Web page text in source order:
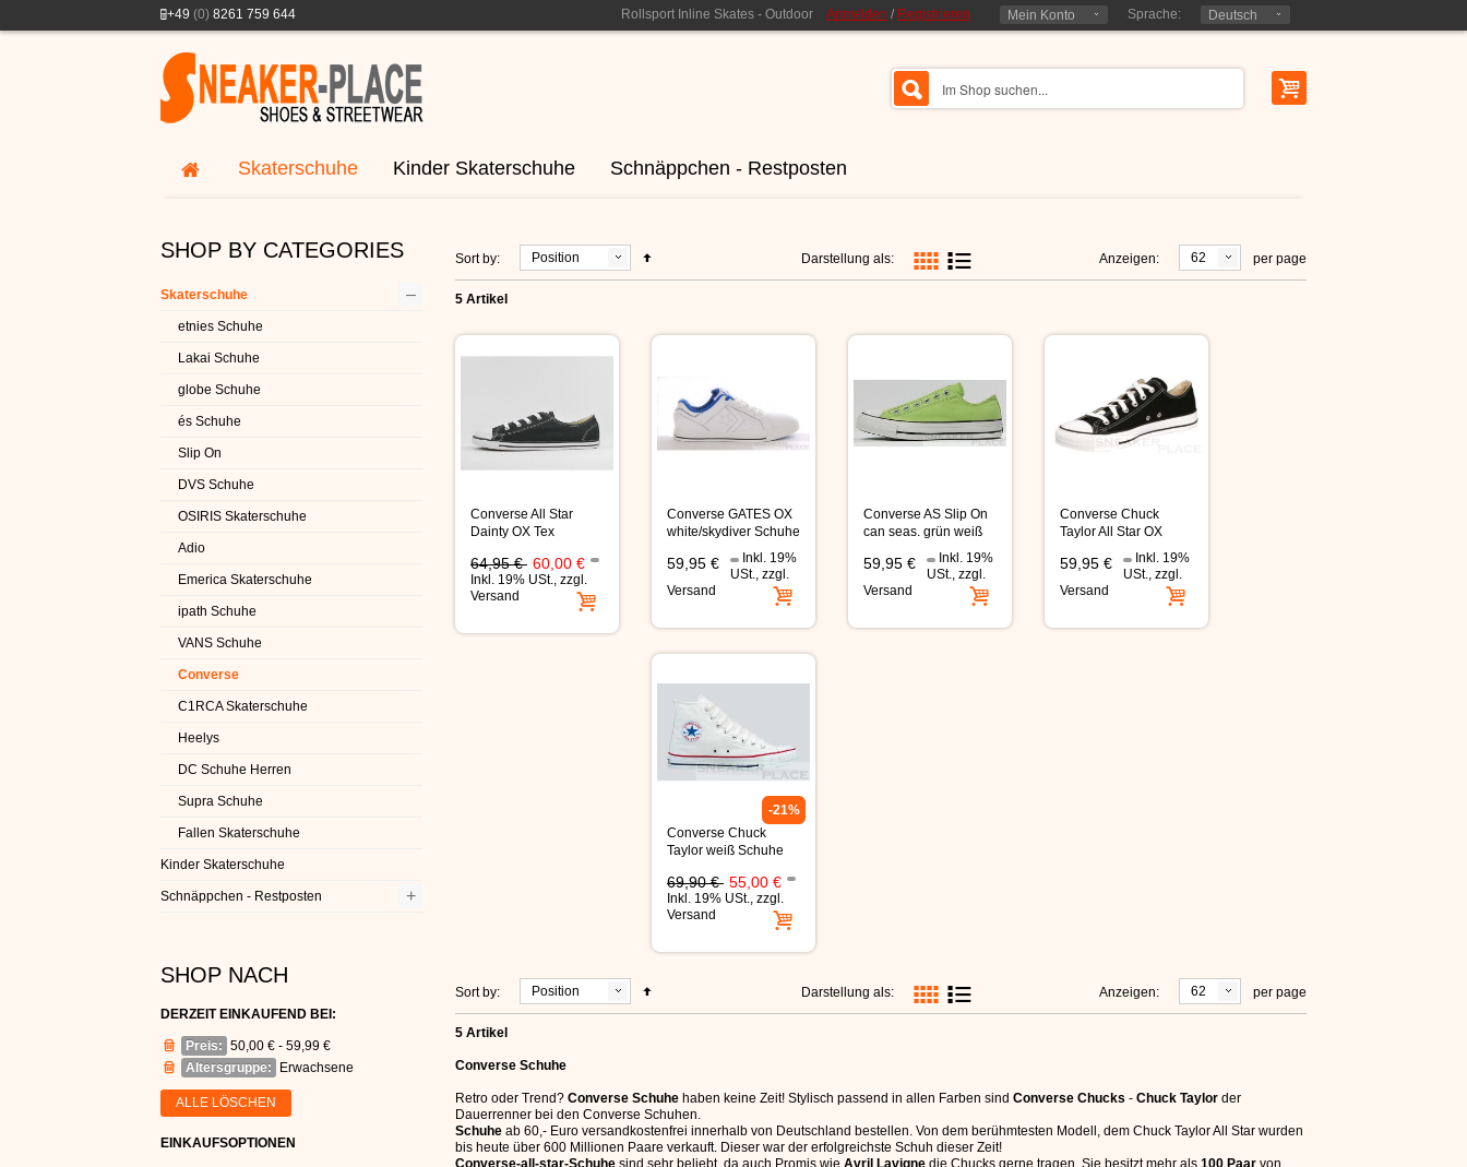
+49 (0) 8261 759 644 Rollsport Inline Skates - Outdoor Anmelden / Registrieren Mein Konto Sprache: Deutsch
Skaterschuhe Kinder Skaterschuhe Schnäppchen - Restposten
Sort by: Position Darstellung als: Anzeigen: 62 per page
5 Artikel
Converse All Star
Dainty OX Tex
64,95 € 60,00 €
Inkl. 19% USt., zzgl.
Versand
Converse GATES OX
white/skydiver Schuhe
59,95 €
Inkl. 19%
USt., zzgl.
Versand
Converse AS Slip On
can seas. grün weiß
59,95 €
Inkl. 19%
USt., zzgl.
Versand
Converse Chuck
Taylor All Star OX
schwarz Schuhe
59,95 €
Inkl. 19%
USt., zzgl.
Versand
Converse Chuck
Taylor weiß Schuhe
69,90 € 55,00 €
Inkl. 19% USt., zzgl.
Versand
-21%
Sort by: Position Darstellung als: Anzeigen: 62 per page
5 Artikel
Converse Schuhe
Retro oder Trend? Converse Schuhe haben keine Zeit! Stylisch passend in allen Farben sind Converse Chucks - Chuck Taylor der
Dauerrenner bei den Converse Schuhen.
Schuhe ab 60,- Euro versandkostenfrei innerhalb von Deutschland bestellen. Von dem berühmtesten Modell, dem Chuck Taylor All Star wurden
bis heute über 600 Millionen Paare verkauft. Dieser war der erfolgreichste Schuh dieser Zeit!
Converse-all-star-Schuhe sind sehr beliebt, da auch Promis wie Avril Lavigne die Chucks gerne tragen. Sie besitzt mehr als 100 Paar von
SHOP BY CATEGORIES
Skaterschuhe –
etnies Schuhe
Lakai Schuhe
globe Schuhe
és Schuhe
Slip On
DVS Schuhe
OSIRIS Skaterschuhe
Adio
Emerica Skaterschuhe
ipath Schuhe
VANS Schuhe
Converse
C1RCA Skaterschuhe
Heelys
DC Schuhe Herren
Supra Schuhe
Fallen Skaterschuhe
Kinder Skaterschuhe
Schnäppchen - Restposten +
SHOP NACH
DERZEIT EINKAUFEND BEI:
Preis: 50,00 € - 59,99 €
Altersgruppe:
Erwachsene
ALLE LÖSCHEN
EINKAUFSOPTIONEN